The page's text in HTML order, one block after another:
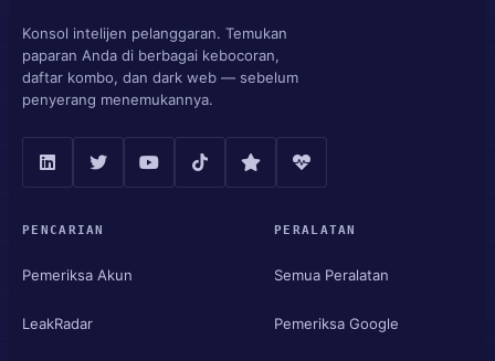
Konsol intelijen pelanggaran. Temukan
paparan Anda di berbagai kebocoran,
daftar kombo, dan dark web — sebelum
penyerang menemukannya.
PENCARIAN
Pemeriksa Akun
LeakRadar
PERALATAN
Semua Peralatan
Pemeriksa Google